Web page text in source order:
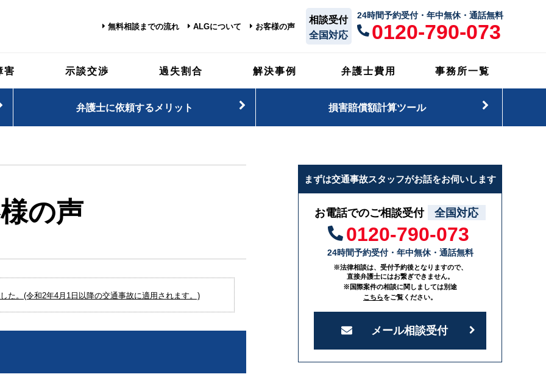
無料相談までの流れ ALGについて お客様の声
相談受付
全国対応
24時間予約受付・年中無休・通話無料
0120-790-073
害 示談交渉 過失割合 解決事例 弁護士費用 事務所一覧
弁護士に依頼するメリット 損害賠償額計算ツール
の声
た。(令和2年4月1日以降の交通事故に適用されます。)
まずは交通事故スタッフがお話をお伺いします
お電話でのご相談受付 全国対応
0120-790-073
24時間予約受付・年中無休・通話無料
※法律相談は、受付予約後となりますので、
直接弁護士にはお繋ぎできません。
※国際案件の相談に関しましては別途
こちらをご覧ください。
メール相談受付